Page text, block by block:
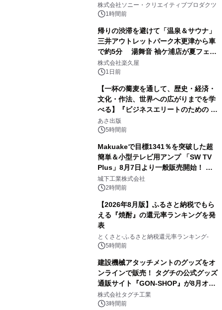
ラボレーション サウナイキタイコラ
ボグッズも発売決定！
株式会社ソニー・クリエイティブプロダクツ
1時間前
帰りの渋滞を避けて「温泉＆サウナ」
三井アウトレットパーク木更津から車
で約5分 湯舞音 袖ケ浦店が夏フェア
メニューを提供
株式会社楽久屋
1日前
【一杯の蕎麦を通して、歴史・経済・
文化・作法、世界への広がりまでを学
べる】『ビジネスエリートのための 教
養としての蕎麦』2026年8月25日
（火）発売
あさ出版
5時間前
Makuakeで目標1341％を突破した超
簡単＆小型テレビ用アンプ 「SW TV
Plus」8月7日より一般販売開始！ ケ
ーブル1本つなぐだけ、テレビの音が
ぐっと豊かに
城下工業株式会社
2時間前
【2026年8月版】ふるさと納税でもら
える『焼酎』の還元率ランキングを発
表
とくさと-ふるさと納税還元率ランキング-
5時間前
建設機械アタッチメントのグッズをオ
ンラインで販売！ タグチの公式グッズ
通販サイト『GON-SHOP』が8月オー
プン
株式会社タグチ工業
3時間前